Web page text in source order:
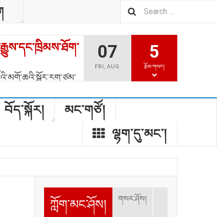
07
FRI ,AUG
5
རྩོམ་གསར།
བོད་སྐོར།
མང་གཙོ།
ལྷག་དུ་མང༌།
ཀློག་མང་ཤོས། གསར་ཤོས།